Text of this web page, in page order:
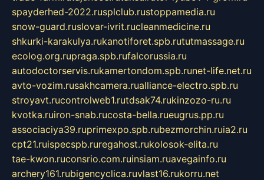
spayderhed-2022.rusplclub.rustoppamedia.ru
snow-guard.ruslovar-ivrit.rucleanmedicine.ru
shkurki-karakulya.rukanotiforet.spb.rututmassage.ru
ecolog.org.rupraga.spb.rufalcorussia.ru
autodoctorservis.rukamertondom.spb.runet-life.net.ru
avto-vozim.rusakhcamera.rualliance-electro.spb.ru
stroyavt.rucontrolweb1.rutdsak74.rukinzozo-ru.ru
kvotka.ruiron-snab.rucosta-bella.rueugrus.pp.ru
associaciya39.ruprimexpo.spb.rubezmorchin.ruia2.ru
cpt21.ruispecspb.ruregahost.rukolosok-elita.ru
tae-kwon.ruconsrio.com.ruinsiam.ruavegainfo.ru
archery161.rubigencyclica.ruvlast16.rukorru.net